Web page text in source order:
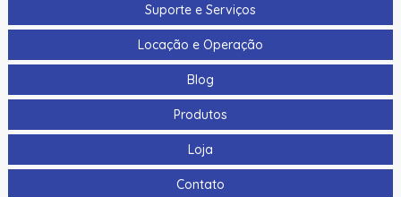
Suporte e Serviços
Locação e Operação
Blog
Produtos
Loja
Contato